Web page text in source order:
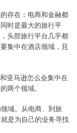
存在：电商和金融都
时是最大的旅行平
头部旅行平台几乎都
集中在酒店领域，且
亚马逊怎么会集中在
两个领域。
域。从电商、到旅
是为自己的业务寻找